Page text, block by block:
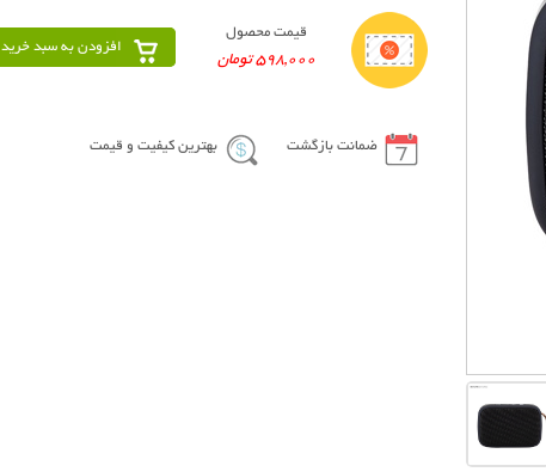
قیمت محصول
598,000 تومان
افزودن به سبد خرید
ضمانت بازگشت بهترین کیفیت و قیمت